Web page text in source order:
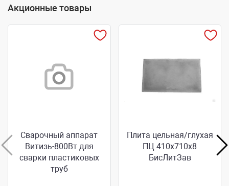
Акционные товары
Сварочный аппарат
Витизь-800Вт для
сварки пластиковых
труб
Плита цельная/глухая
ПЦ 410х710х8
БисЛитЗав